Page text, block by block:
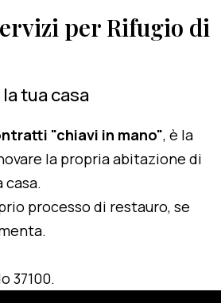
per Rifugio di
tua casa
"chiavi in mano", è la
la propria abitazione di
casa.
processo di restauro, se
37100.